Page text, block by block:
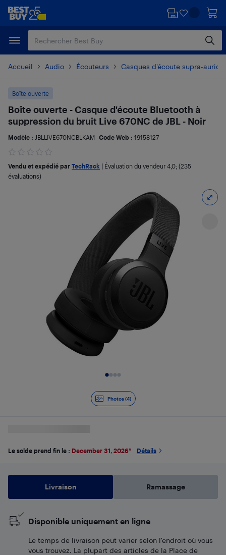
Passer
principal
Passer
Accueil Audio Écouteurs Casques d'écoute supra-
Photos (4)
Boîte ouverte
Boîte ouverte - Casque d'écoute Bluetooth à
suppression du bruit Live 670NC de JBL - Noir
Modèle : JBLLIVE670NCBLKAM Code Web : 19158127
Vendu et expédié par TechRack Évaluation du vendeur 4,0; (235
évaluations)
Le solde prend fin le : December 31, 2026* Détails
Livraison Ramassage
Disponible uniquement en ligne
Le temps de livraison peut varier selon l'endroit où vous
vous trouvez. La plupart des articles de la Place de